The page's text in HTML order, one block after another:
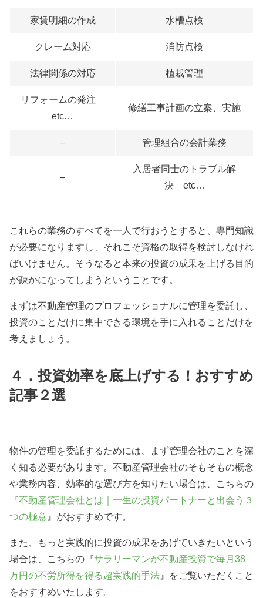
家賃明細の作成 水槽点検
クレーム対応 消防点検
法律関係の対応 植栽管理
リフォームの発注
etc…
修繕工事計画の立案、実施
– 管理組合の会計業務
–
入居者同士のトラブル解
決 etc…
これらの業務のすべてを一人で行おうとすると、専門知識
が必要になりますし、それこそ資格の取得を検討しなけれ
ばいけません。そうなると本来の投資の成果を上げる目的
が疎かになってしまうということです。
まずは不動産管理のプロフェッショナルに管理を委託し、
投資のことだけに集中できる環境を手に入れることだけを
考えましょう。
４．投資効率を底上げする！おすすめ
記事２選
物件の管理を委託するためには、まず管理会社のことを深
く知る必要があります。不動産管理会社のそもそもの概念
や業務内容、効率的な選び方を知りたい場合は、こちらの
『不動産管理会社とは｜一生の投資パートナーと出会う３
つの極意 』がおすすめです。
また、もっと実践的に投資の成果をあげていきたいという
場合は、こちらの『サラリーマンが不動産投資で毎月38
万円の不労所得を得る超実践的手法 』をご覧いただくこと
をおすすめいたします。